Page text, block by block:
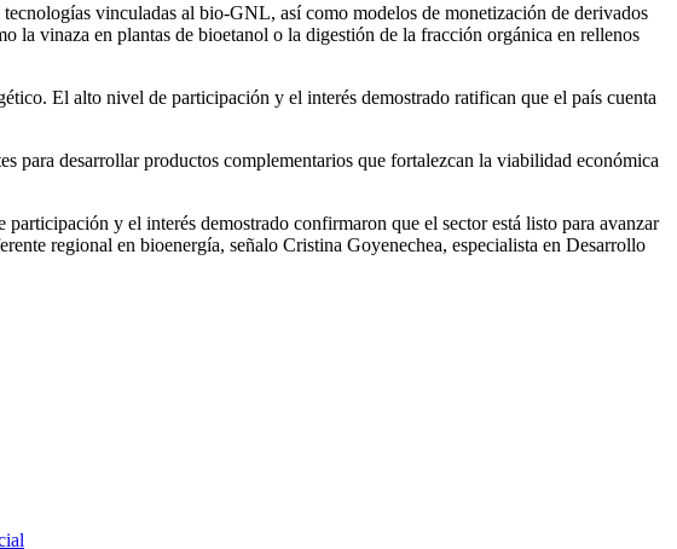
vinculadas al bio-GNL, así como modelos de monetización de derivados
la vinaza en plantas de bioetanol o la digestión de la fracción orgánica en rellenos
El alto nivel de participación y el interés demostrado ratifican que el país cuenta
para desarrollar productos complementarios que fortalezcan la viabilidad económica
y el interés demostrado confirmaron que el sector está listo para avanzar
regional en bioenergía, señalo Cristina Goyenechea, especialista en Desarrollo